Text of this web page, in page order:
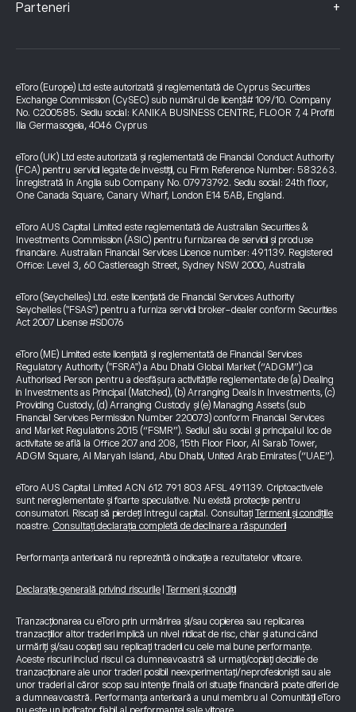
Parteneri +
eToro (Europe) Ltd este autorizată și reglementată de Cyprus Securities
Exchange Commission (CySEC) sub numărul de licență# 109/10. Company
No. C200585. Sediu social: KANIKA BUSINESS CENTRE, FLOOR 7, 4 Profiti
Ilia Germasogeia, 4046 Cyprus
eToro (UK) Ltd este autorizată și reglementată de Financial Conduct Authority
(FCA) pentru servicii legate de investiții, cu Firm Reference Number: 583263.
Înregistrată în Anglia sub Company No. 07973792. Sediu social: 24th floor,
One Canada Square, Canary Wharf, London E14 5AB, England.
eToro AUS Capital Limited este reglementată de Australian Securities &
Investments Commission (ASIC) pentru furnizarea de servicii și produse
financiare. Australian Financial Services Licence number: 491139. Registered
Office: Level 3, 60 Castlereagh Street, Sydney NSW 2000, Australia
eToro (Seychelles) Ltd. este licențiată de Financial Services Authority
Seychelles ("FSAS") pentru a furniza servicii broker-dealer conform Securities
Act 2007 License #SD076
eToro (ME) Limited este licențiată și reglementată de Financial Services
Regulatory Authority ("FSRA") a Abu Dhabi Global Market (“ADGM”) ca
Authorised Person pentru a desfășura activitățile reglementate de (a) Dealing
in Investments as Principal (Matched), (b) Arranging Deals in Investments, (c)
Providing Custody, (d) Arranging Custody și (e) Managing Assets (sub
Financial Services Permission Number 220073) conform Financial Services
and Market Regulations 2015 (“FSMR”). Sediul său social și principalul loc de
activitate se află la Office 207 and 208, 15th Floor Floor, Al Sarab Tower,
ADGM Square, Al Maryah Island, Abu Dhabi, United Arab Emirates (“UAE”).
eToro AUS Capital Limited ACN 612 791 803 AFSL 491139. Criptoactivele
sunt nereglementate și foarte speculative. Nu există protecție pentru
consumatori. Riscați să pierdeți întregul capital. Consultați Termenii și condițiile
noastre. Consultați declarația completă de declinare a răspunderii
Performanța anterioară nu reprezintă o indicație a rezultatelor viitoare.
Declarație generală privind riscurile Termeni și condiții
Tranzacționarea cu eToro prin urmărirea și/sau copierea sau replicarea
tranzacțiilor altor traderi implică un nivel ridicat de risc, chiar și atunci când
urmăriți și/sau copiați sau replicați traderii cu cele mai bune performanțe.
Aceste riscuri includ riscul ca dumneavoastră să urmați/copiați deciziile de
tranzacționare ale unor traderi posibil neexperimentați/neprofesioniști sau ale
unor traderi al căror scop sau intenție finală ori situație financiară poate diferi de
a dumneavoastră. Performanța anterioară a unui membru al Comunității eToro